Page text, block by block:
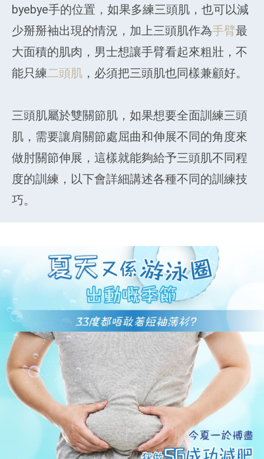
byebye手的位置，如果多練三頭肌，也可以減
少掰掰袖出現的情況，加上三頭肌作為手臂最
大面積的肌肉，男士想讓手臂看起來粗壯，不
能只練二頭肌 ，必須把三頭肌也同樣兼顧好。
三頭肌屬於雙關節肌，如果想要全面訓練三頭
肌，需要讓肩關節處屈曲和伸展不同的角度來
做肘關節伸展，這樣就能夠給予三頭肌不同程
度的訓練，以下會詳細講述各種不同的訓練技
巧。